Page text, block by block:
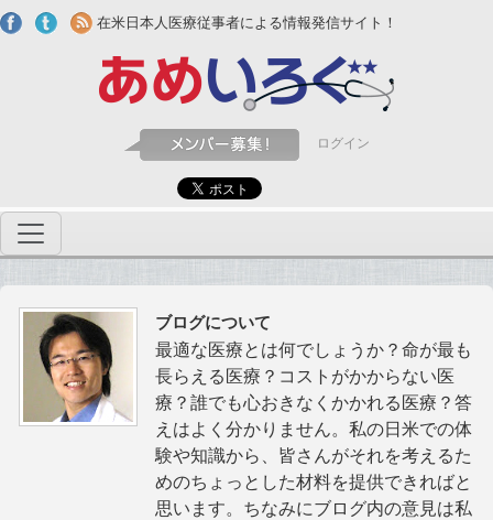
Skip to main content
在米日本人医療従事者による情報発信サイト！
ログイン
ブログについて
最適な医療とは何でしょうか？命が最も
長らえる医療？コストがかからない医
療？誰でも心おきなくかかれる医療？答
えはよく分かりません。私の日米での体
験や知識から、皆さんがそれを考えるた
めのちょっとした材料を提供できればと
思います。ちなみにブログ内の意見は私